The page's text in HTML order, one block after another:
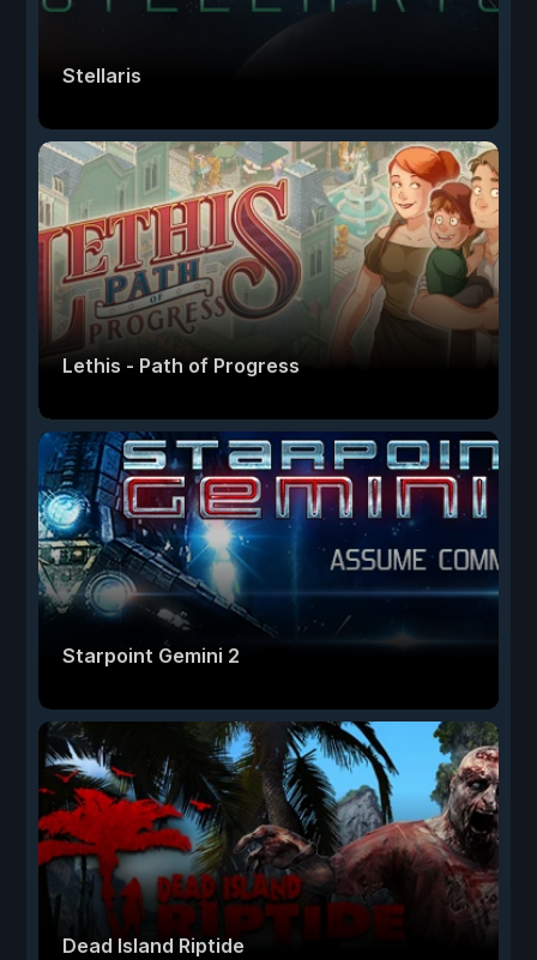
Stellaris
Lethis - Path of Progress
Starpoint Gemini 2
Dead Island Riptide